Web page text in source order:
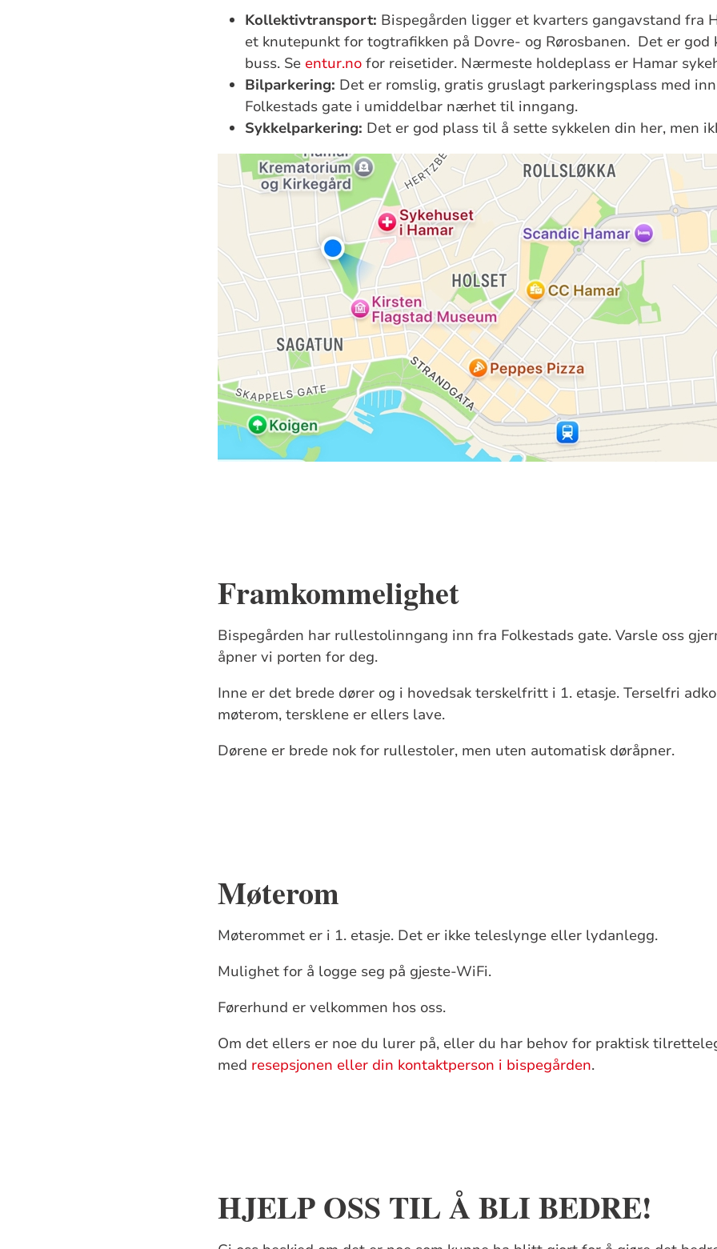
Kollektivtransport: Bispegården ligger et kvarters gangavstand fra
et knutepunkt for togtrafikken på Dovre- og Rørosbanen. Det er god
buss. Se entur.nofor reisetider. Nærmeste holdeplass er Hamar
Bilparkering: Det er romslig, gratis gruslagt parkeringsplass med
Folkestads gate i umiddelbar nærhet til inngang.
Sykkelparkering: Det er god plass til å sette sykkelen din her, men
Framkommelighet
Bispegården har rullestolinngang inn fra Folkestads gate. Varsle oss
åpner vi porten for deg.
Inne er det brede dører og i hovedsak terskelfritt i 1. etasje. Terselfri
møterom, tersklene er ellers lave.
Dørene er brede nok for rullestoler, men uten automatisk døråpner.
Møterom
Møterommet er i 1. etasje. Det er ikke teleslynge eller lydanlegg.
Mulighet for å logge seg på gjeste-WiFi.
Førerhund er velkommen hos oss.
Om det ellers er noe du lurer på, eller du har behov for praktisk
med resepsjonen eller din kontaktperson i bispegården.
HJELP OSS TIL Å BLI BEDRE!